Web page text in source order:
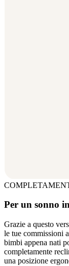
Per un sonno
Grazie a questo
le tue commissioni
bimbi appena nati
completamente
una posizione